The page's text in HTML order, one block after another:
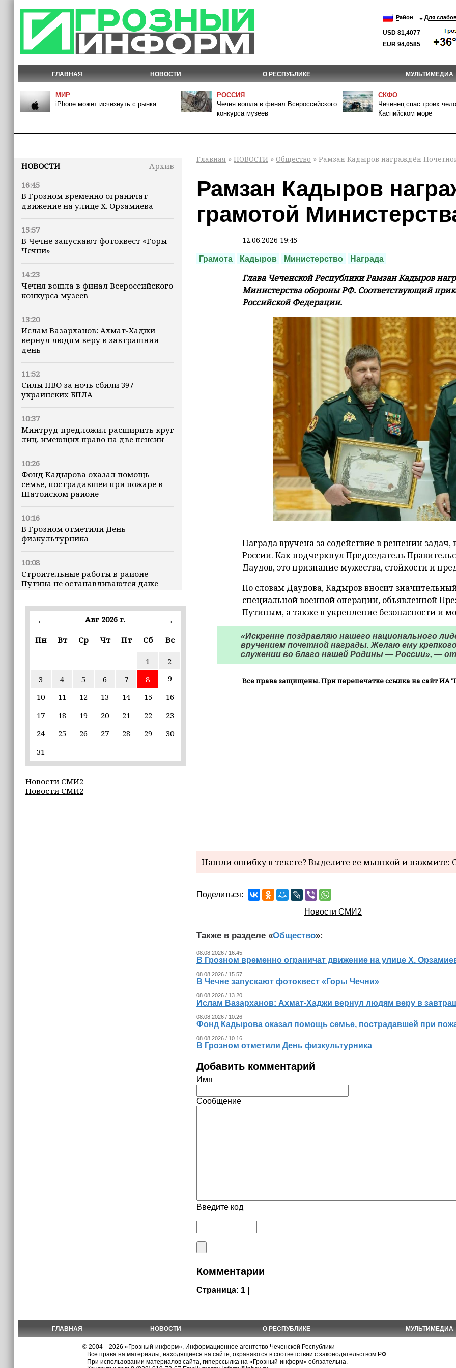
Район Для
USD 81,4077
EUR 94,0585
ГЛАВНАЯ НОВОСТИ О РЕСПУБЛИКЕ МУЛЬТИМЕДИА
МИР
iPhone может исчезнуть с рынка
РОССИЯ
Чечня вошла в финал Всероссийского
конкурса музеев
СКФО
Чеченец спас троих
Каспийском море
НОВОСТИ
Архив
16:45
В Грозном временно ограничат
движение на улице Х. Орзамиева
15:57
В Чечне запускают фотоквест «Горы
Чечни»
14:23
Чечня вошла в финал Всероссийского
конкурса музеев
13:20
Ислам Вазарханов: Ахмат-Хаджи
вернул людям веру в завтрашний
день
11:52
Силы ПВО за ночь сбили 397
украинских БПЛА
10:37
Минтруд предложил расширить круг
лиц, имеющих право на две пенсии
10:26
Фонд Кадырова оказал помощь
семье, пострадавшей при пожаре в
Шатойском районе
10:16
В Грозном отметили День
физкультурника
10:08
Строительные работы в районе
Путина не останавливаются даже
марта
В пяти школах столицы обновляют
инфраструктуру по госпрограмме
Силы ПВО сбили 75 БПЛА над
сутки
20:09
19:37
← Авг 2026 г.
→
Пн
Вт Ср Чт Пт Сб Вс
1
2
3
4 5 6 7 8
9
10
11 12 13 14 15
16
17
18 19 20 21 22
23
24
25 26 27 28 29
30
31
Новости СМИ2
Новости СМИ2
Главная » НОВОСТИ » Общество » Рамзан Кадыров награждён
Рамзан Кадыров
грамотой
12.06.2026 19:45
Грамота Кадыров Министерство Награда
Глава Чеченской Республики Рамзан Кадыров
Министерства обороны РФ. Соответствующий
Российской Федерации.
Награда вручена за содействие в решении
России. Как подчеркнул Председатель
Даудов, это признание мужества, стойкости и
По словам Даудова, Кадыров вносит
специальной военной операции, объявленной
Путиным, а также в укрепление безопасности и
«Искренне поздравляю нашего национального
вручением почетной награды. Желаю ему
служении во благо нашей Родины — России», —
Все права защищены. При перепечатке ссылка на сайт ИА
Нашли ошибку в тексте? Выделите ее мышкой и нажмите:
Поделиться:
Новости СМИ2
Также в разделе «Общество»:
08.08.2026 / 16.45
В Грозном временно ограничат движение на улице Х.
08.08.2026 / 15.57
В Чечне запускают фотоквест «Горы Чечни»
08.08.2026 / 13.20
Ислам Вазарханов: Ахмат-Хаджи вернул людям веру в
08.08.2026 / 10.26
Фонд Кадырова оказал помощь семье, пострадавшей при
08.08.2026 / 10.16
В Грозном отметили День физкультурника
Добавить комментарий
Имя
Сообщение
Введите код
Комментарии
Страница: 1 |
ГЛАВНАЯ НОВОСТИ О РЕСПУБЛИКЕ МУЛЬТИМЕДИА
© 2004—2026 «Грозный-информ», Информационное агентство Чеченской Республики
Все права на материалы, находящиеся на сайте, охраняются в соответствии с законодательством РФ.
При использовании материалов сайта, гиперссылка на «Грозный-информ» обязательна.